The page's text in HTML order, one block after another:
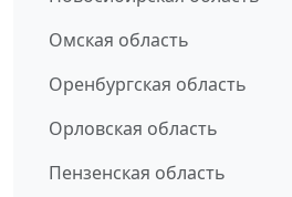
Омская область
Оренбургская область
Орловская область
Пензенская область